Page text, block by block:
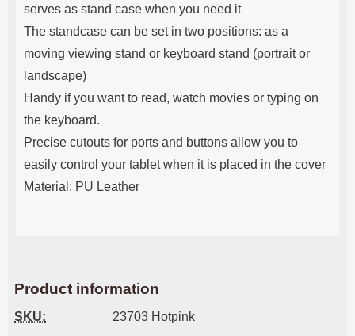
serves as stand case when you need it
The standcase can be set in two positions: as a
moving viewing stand or keyboard stand (portrait or
landscape)
Handy if you want to read, watch movies or typing on
the keyboard.
Precise cutouts for ports and buttons allow you to
easily control your tablet when it is placed in the cover
Material: PU Leather
Product information
SKU: 23703 Hotpink